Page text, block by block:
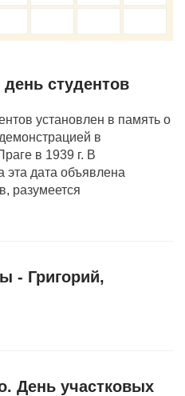
студентов
установлен в память о
в
в 1939 г. В
эта дата объявлена
разумеется
- Григорий,
День участковых